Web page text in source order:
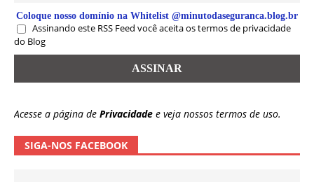
Coloque nosso domínio na Whitelist @minutodaseguranca.blog.br
Assinando este RSS Feed você aceita os termos de privacidade
do Blog
Acesse a página de Privacidade e veja nossos termos de uso.
SIGA-NOS FACEBOOK